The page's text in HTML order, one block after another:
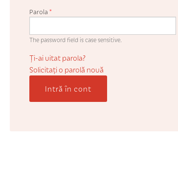
Parola *
The password field is case sensitive.
Ți-ai uitat parola?
Solicitaţi o parolă nouă
Intră în cont